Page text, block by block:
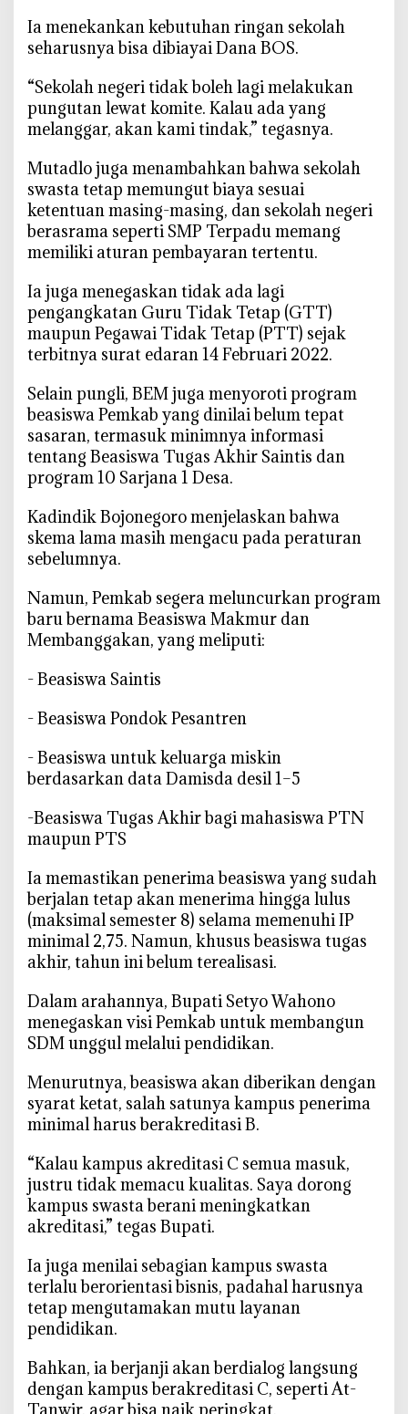
g
a
e
a
s
s
w
a
‎Ia menekankan kebutuhan ringan sekolah
seharusnya bisa dibiayai Dana BOS.
‎“Sekolah negeri tidak boleh lagi melakukan
pungutan lewat komite. Kalau ada yang
melanggar, akan kami tindak,” tegasnya.
‎Mutadlo juga menambahkan bahwa sekolah
swasta tetap memungut biaya sesuai
ketentuan masing-masing, dan sekolah negeri
berasrama seperti SMP Terpadu memang
memiliki aturan pembayaran tertentu.
‎Ia juga menegaskan tidak ada lagi
pengangkatan Guru Tidak Tetap (GTT)
maupun Pegawai Tidak Tetap (PTT) sejak
terbitnya surat edaran 14 Februari 2022.
‎Selain pungli, BEM juga menyoroti program
beasiswa Pemkab yang dinilai belum tepat
sasaran, termasuk minimnya informasi
tentang Beasiswa Tugas Akhir Saintis dan
program 10 Sarjana 1 Desa.
‎Kadindik Bojonegoro menjelaskan bahwa
skema lama masih mengacu pada peraturan
sebelumnya.
‎Namun, Pemkab segera meluncurkan program
baru bernama Beasiswa Makmur dan
Membanggakan, yang meliputi:
‎- Beasiswa Saintis
‎- Beasiswa Pondok Pesantren
‎- Beasiswa untuk keluarga miskin
berdasarkan data Damisda desil 1–5
‎-Beasiswa Tugas Akhir bagi mahasiswa PTN
maupun PTS
‎Ia memastikan penerima beasiswa yang sudah
berjalan tetap akan menerima hingga lulus
(maksimal semester 8) selama memenuhi IP
minimal 2,75. Namun, khusus beasiswa tugas
akhir, tahun ini belum terealisasi.
‎Dalam arahannya, Bupati Setyo Wahono
menegaskan visi Pemkab untuk membangun
SDM unggul melalui pendidikan.
‎Menurutnya, beasiswa akan diberikan dengan
syarat ketat, salah satunya kampus penerima
minimal harus berakreditasi B.
‎“Kalau kampus akreditasi C semua masuk,
justru tidak memacu kualitas. Saya dorong
kampus swasta berani meningkatkan
akreditasi,” tegas Bupati.
‎Ia juga menilai sebagian kampus swasta
terlalu berorientasi bisnis, padahal harusnya
tetap mengutamakan mutu layanan
pendidikan.
‎Bahkan, ia berjanji akan berdialog langsung
dengan kampus berakreditasi C, seperti At-